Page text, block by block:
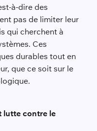
à-dire des
pas de limiter leur
qui cherchent à
Ces
durables tout en
que ce soit sur le
lutte contre le